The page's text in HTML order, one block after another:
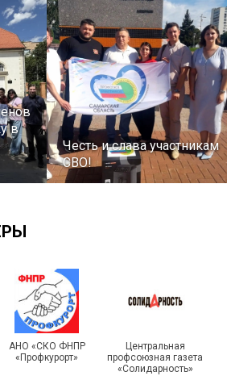
в
Честь и слава участникам
СВО!
Турслет и Спартакиада –
праздники спорта и
туризма прошли в Омской
области
АНО «СКО ФНПР
«Профкурорт»
Центральная
профсоюзная газета
«Солидарность»